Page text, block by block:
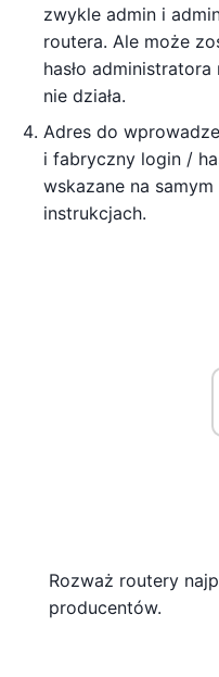
zwykle admin i
routera. Ale może
hasło administratora
nie działa.
Adres do
i fabryczny login /
wskazane na
instrukcjach.
Rozważ routery
producentów.